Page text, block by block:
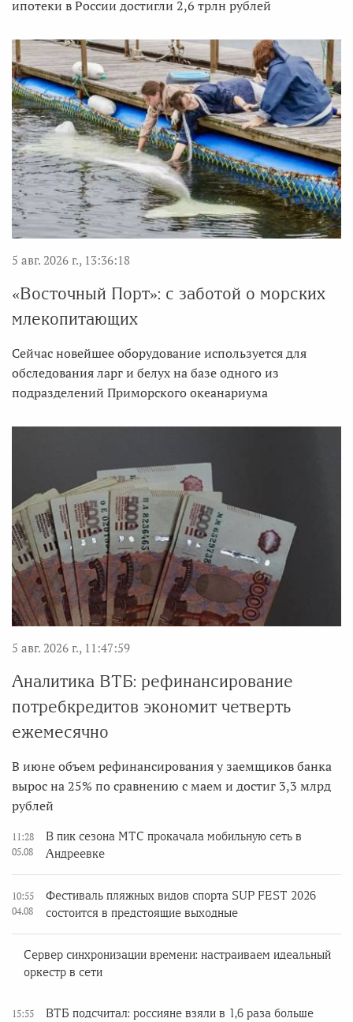
ипотеки в России достигли 2,6 трлн рублей
5 авг. 2026 г., 13:36:18
«Восточный Порт»: с заботой о морских
млекопитающих
Сейчас новейшее оборудование используется для
обследования ларг и белух на базе одного из
подразделений Приморского океанариума
5 авг. 2026 г., 11:47:59
Аналитика ВТБ: рефинансирование
потребкредитов экономит четверть
ежемесячно
В июне объем рефинансирования у заемщиков банка
вырос на 25% по сравнению с маем и достиг 3,3 млрд
рублей
11:28
05.08
В пик сезона МТС прокачала мобильную сеть в
Андреевке
10:55
04.08
Фестиваль пляжных видов спорта SUP FEST 2026
состоится в предстоящие выходные
Сервер синхронизации времени: настраиваем идеальный
оркестр в сети
15:55
ВТБ подсчитал: россияне взяли в 1,6 раза больше